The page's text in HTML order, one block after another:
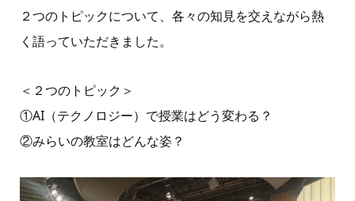
２つのトピックについて、各々の知見を交えながら熱
く語っていただきました。
＜２つのトピック＞
①AI（テクノロジー）で授業はどう変わる？
②みらいの教室はどんな姿？